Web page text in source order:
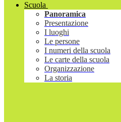
Scuola
Panoramica
Presentazione
I luoghi
Le persone
I numeri della scuola
Le carte della scuola
Organizzazione
La storia